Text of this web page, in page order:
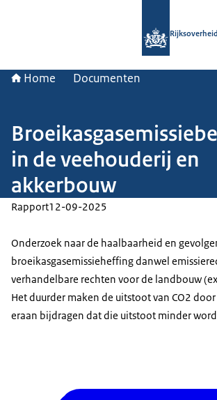
Rijksoverheid
Home Documenten
in de veehouderij en
akkerbouw
Rapport12-09-2025
Onderzoek naar de haalbaarheid en
broeikasgasemissieheffing danwel
verhandelbare rechten voor de landbouw
Het duurder maken de uitstoot van CO2
eraan bijdragen dat die uitstoot minder